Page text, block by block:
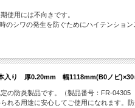
用には不向きです。
シワの発生を防ぐためにハイテンション
入り 厚0.20mm 幅1118mm(B0ノビ)×30
の防炎製品です。（製品番号：FR-04305
れる用途に安心してご使用になれます。